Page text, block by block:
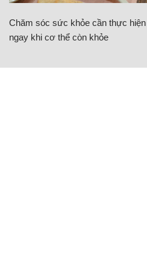
Chăm sóc sức khỏe cần thực hiện
ngay khi cơ thể còn khỏe